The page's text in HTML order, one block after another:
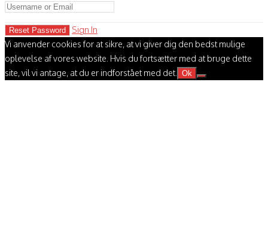
Sign In
Vi anvender cookies for at sikre, at vi giver dig den bedst mulige
oplevelse af vores website. Hvis du fortsætter med at bruge dette
site, vil vi antage, at du er indforstået med det.
Ok